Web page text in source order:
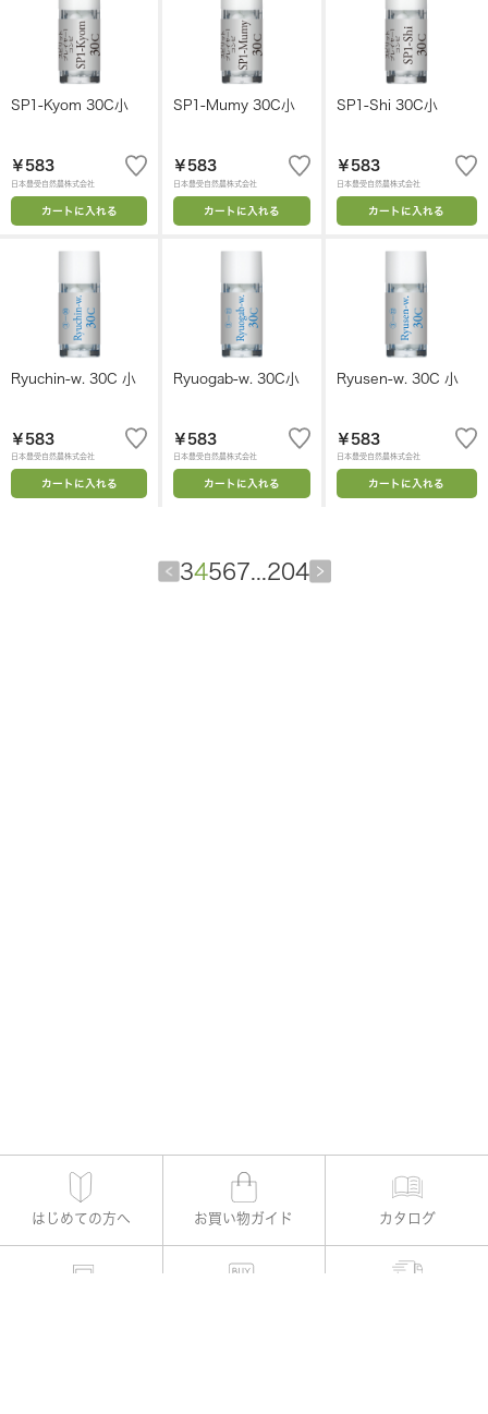
SP1-Kyom 30C小
￥583
日本豊受自然農株式会社
カートに入れる
SP1-Mumy 30C小
￥583
日本豊受自然農株式会社
カートに入れる
SP1-Shi 30C小
￥583
日本豊受自然農株式会社
カートに入れる
Ryuchin-w. 30C 小
￥583
日本豊受自然農株式会社
カートに入れる
Ryuogab-w. 30C小
￥583
日本豊受自然農株式会社
カートに入れる
Ryusen-w. 30C 小
￥583
日本豊受自然農株式会社
カートに入れる
34567 204
はじめての方へ お買い物ガイド カタログ